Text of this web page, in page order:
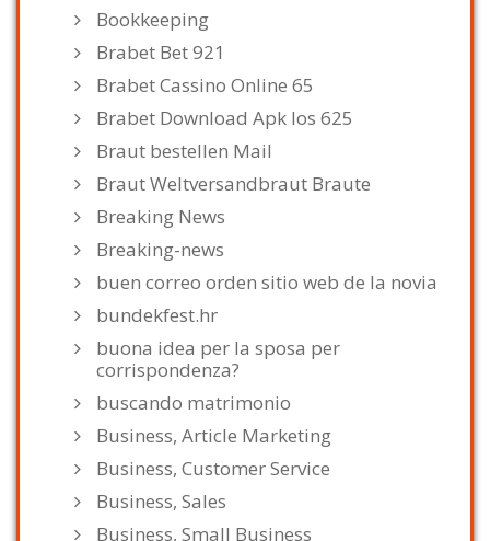
Bookkeeping
Brabet Bet 921
Brabet Cassino Online 65
Brabet Download Apk Ios 625
Braut bestellen Mail
Braut Weltversandbraut Braute
Breaking News
Breaking-news
buen correo orden sitio web de la novia
bundekfest.hr
buona idea per la sposa per
corrispondenza?
buscando matrimonio
Business, Article Marketing
Business, Customer Service
Business, Sales
Business, Small Business